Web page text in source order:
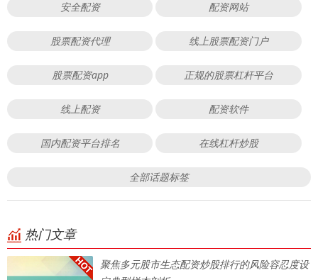
安全配资 配资网站
股票配资代理 线上股票配资门户
股票配资app 正规的股票杠杆平台
线上配资 配资软件
国内配资平台排名 在线杠杆炒股
全部话题标签
热门文章
聚焦多元股市生态配资炒股排行的风险容忍度设